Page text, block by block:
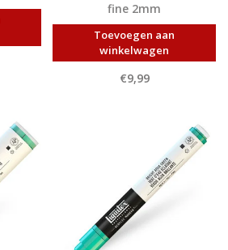
fine 2mm
Toevoegen aan
winkelwagen
€9,99